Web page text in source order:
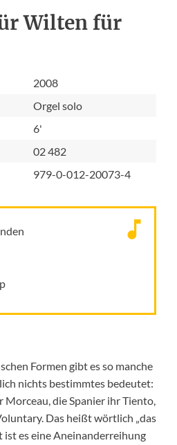
Wilten für
2008
Orgel solo
6'
02 482
979-0-012-20073-4
Formen gibt es so manche
nichts bestimmtes bedeutet:
Morceau, die Spanier ihr Tiento,
Das heißt wörtlich „das
ist es eine Aneinanderreihung